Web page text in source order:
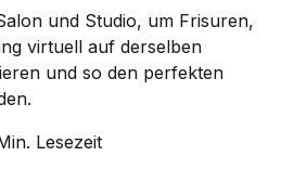
und Studio, um Frisuren,
virtuell auf derselben
und so den perfekten
Lesezeit